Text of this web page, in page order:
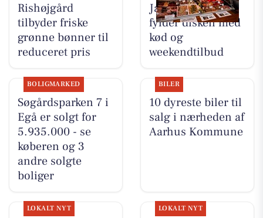
Rishøjgård
tilbyder friske
grønne bønner til
reduceret pris
Jaataak Slagteren
fylder disken med
kød og
weekendtilbud
BOLIGMARKED
Søgårdsparken 7 i
Egå er solgt for
5.935.000 - se
køberen og 3
andre solgte
boliger
BILER
10 dyreste biler til
salg i nærheden af
Aarhus Kommune
LOKALT NYT LOKALT NYT